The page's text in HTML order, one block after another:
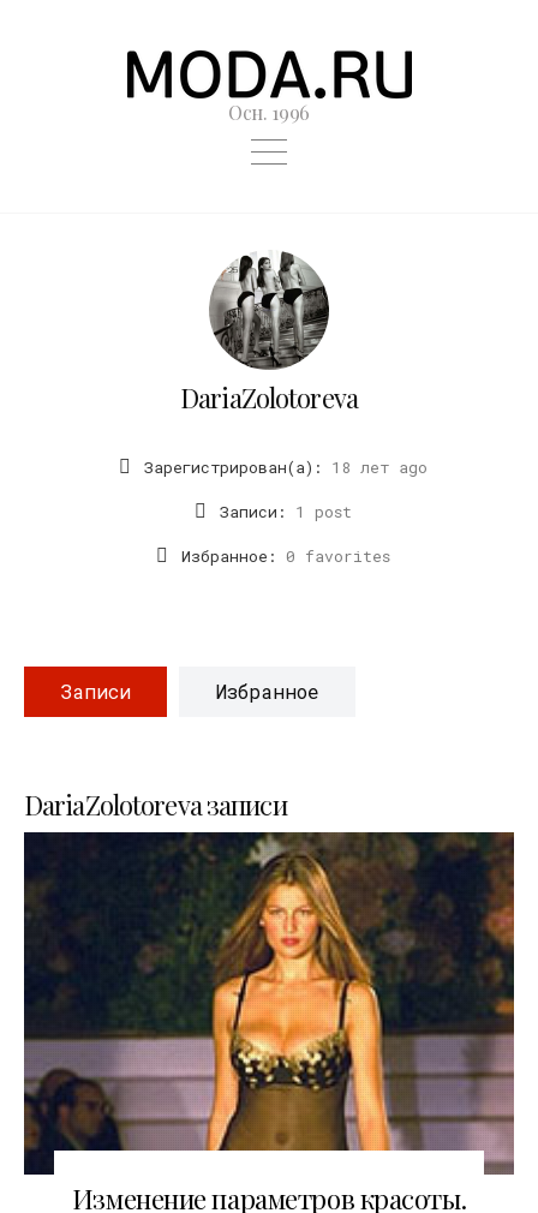
Осн. 1996
DariaZolotoreva
Зарегистрирован(а): 18 лет ago
Записи: 1 post
Избранное: 0 favorites
Записи Избранное
DariaZolotoreva записи
Изменение параметров красоты.